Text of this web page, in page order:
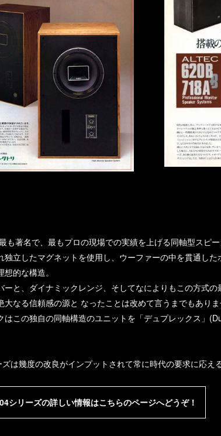
も著名で、最もプロの現場での実績を上げる同軸型スピ
独立したマグネットを使用し、ウーファーの中を貫通し
的な構造。
ーと、ダイナミックレンジ、そしてなによりもこの方式の
大なる信頼感の源と なったことは改めて言うまでもありま
はこの独自の同軸構造のユニットを「デュプレックス」
は幾度の改良がインプットされて常に時代の要求に応え
シリーズの詳しい情報はこちらのページへどうぞ！